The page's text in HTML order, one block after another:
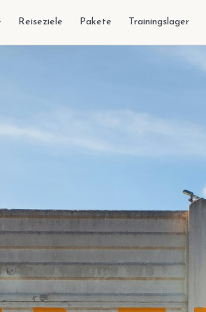
Reiseziele Pakete Trainingslager